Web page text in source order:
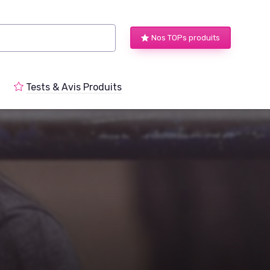
Nos TOPs produits
Tests & Avis Produits